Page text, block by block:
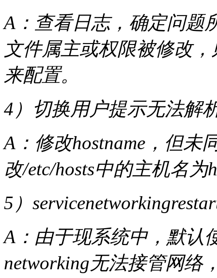
A：查看日志，确定问题
文件属主或权限被修改
来配置。
4）切换用户提示无法解
A：修改hostname，但未
改/etc/hosts中的主机名
5）
A：由于现系统中，默认
networking无法接管网络